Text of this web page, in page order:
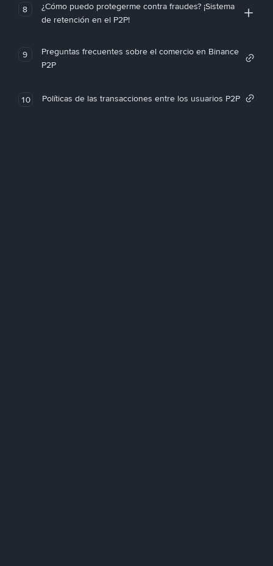
8
¿Cómo puedo protegerme contra fraudes? ¡Sistema
de retención en el P2P!
9
Preguntas frecuentes sobre el comercio en Binance
P2P
10 Políticas de las transacciones entre los usuarios P2P